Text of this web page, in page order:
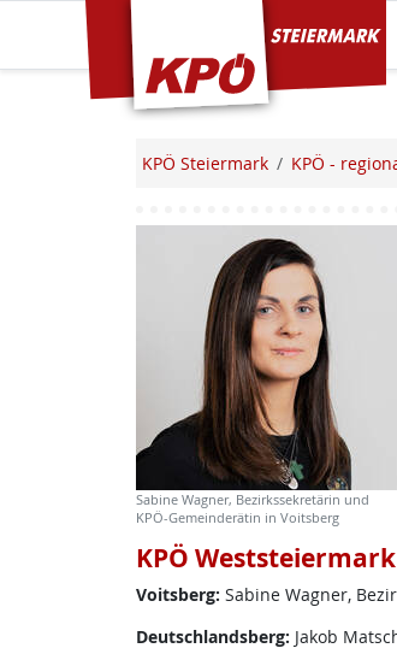
KPÖ Steiermark
KPÖ Steiermark KPÖ -
Sabine Wagner, Bezirkssekretärin und
KPÖ-Gemeinderätin in Voitsberg
KPÖ Weststeiermark
Voitsberg: Sabine Wagner,
Deutschlandsberg: Jakob